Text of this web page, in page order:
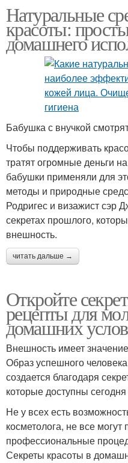
Натуральные
красоты:
домашнего
Бабушка с внучкой
Чтобы поддерживать
тратят огромные деньги
бабушки применяли для
методы и природные
Родригес и визажист сэр
секретах прошлого,
внешность.
читать дальше →
Откройте
рецепты для
домашних
Внешность имеет
Образ успешного
создается благодаря
которые доступны
Не у всех есть
косметолога, не все могут
профессиональные
Секреты красоты в